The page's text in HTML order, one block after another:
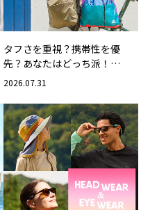
タフさを重視？携帯性を優
先？あなたはどっち派！
CHUMSの軽量バッグ
2026.07.31